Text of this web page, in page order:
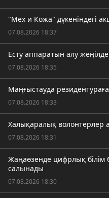
"Мех и Кожа" дүкеніндегі
07.08.2026 18:37
Есту аппаратын алу
07.08.2026 18:35
Маңғыстауда
07.08.2026 18:33
Халықаралық волонтерлер
07.08.2026 18:31
Жаңаөзенде цифрлық білім
салынады
07.08.2026 18:30